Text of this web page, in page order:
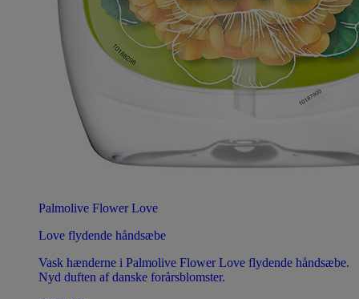
Palmolive Flower Love
Love flydende håndsæbe
Vask hænderne i Palmolive Flower Love flydende håndsæbe.
Nyd duften af danske forårsblomster.